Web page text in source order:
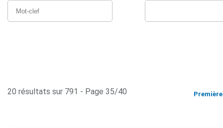
20 résultats sur 791 - Page 35/40 Première